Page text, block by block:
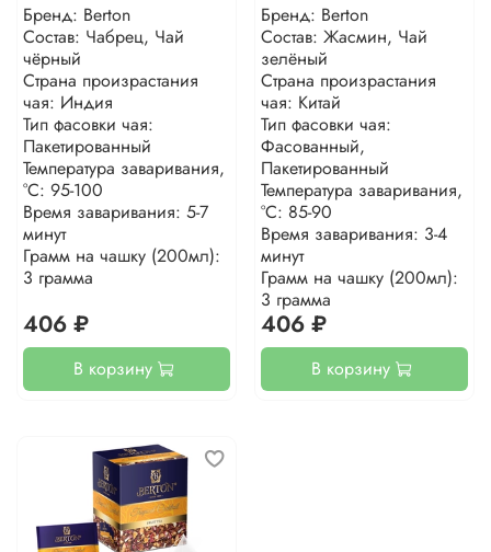
Бренд: Berton
Состав: Чабрец, Чай
чёрный
Страна произрастания
чая: Индия
Тип фасовки чая:
Пакетированный
Температура заваривания,
°С: 95-100
Время заваривания: 5-7
минут
Грамм на чашку (200мл):
3 грамма
406 ₽
В корзину
Бренд: Berton
Состав: Жасмин, Чай
зелёный
Страна произрастания
чая: Китай
Тип фасовки чая:
Фасованный,
Пакетированный
Температура заваривания,
°С: 85-90
Время заваривания: 3-4
минут
Грамм на чашку (200мл):
3 грамма
406 ₽
В корзину